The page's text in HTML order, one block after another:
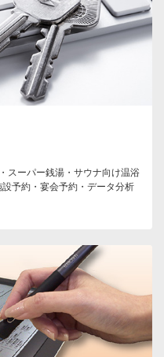
スーパー銭湯・サウナ向け温浴
予約・宴会予約・データ分析